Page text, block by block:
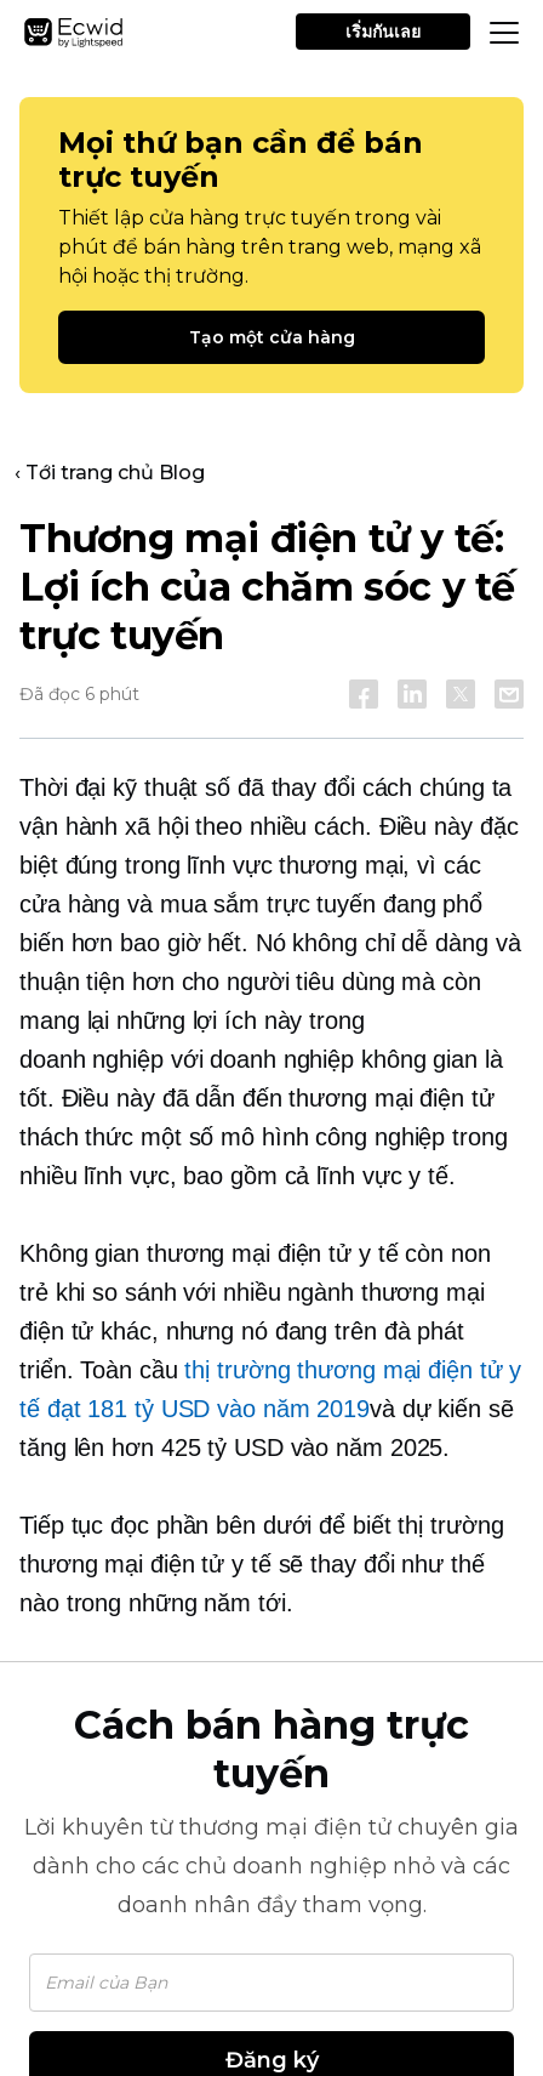
เริ่มกันเลย
Mọi thứ bạn cần để bán
trực tuyến
Thiết lập cửa hàng trực tuyến trong vài
phút để bán hàng trên trang web, mạng xã
hội hoặc thị trường.
Tạo một cửa hàng
‹ Tới trang chủ Blog
Thương mại điện tử y tế:
Lợi ích của chăm sóc y tế
trực tuyến
Đã đọc 6 phút
Thời đại kỹ thuật số đã thay đổi cách chúng ta
vận hành xã hội theo nhiều cách. Điều này đặc
biệt đúng trong lĩnh vực thương mại, vì các
cửa hàng và mua sắm trực tuyến đang phổ
biến hơn bao giờ hết. Nó không chỉ dễ dàng và
thuận tiện hơn cho người tiêu dùng mà còn
mang lại những lợi ích này trong
doanh nghiệp với doanh nghiệp không gian là
tốt. Điều này đã dẫn đến thương mại điện tử
thách thức một số mô hình công nghiệp trong
nhiều lĩnh vực, bao gồm cả lĩnh vực y tế.
Không gian thương mại điện tử y tế còn non
trẻ khi so sánh với nhiều ngành thương mại
điện tử khác, nhưng nó đang trên đà phát
triển. Toàn cầuthị trường thương mại điện tử y
tế đạt 181 tỷ USD vào năm 2019và dự kiến ​​sẽ
tăng lên hơn 425 tỷ USD vào năm 2025.
Tiếp tục đọc phần bên dưới để biết thị trường
thương mại điện tử y tế sẽ thay đổi như thế
nào trong những năm tới.
Cách bán hàng trực
tuyến
Lời khuyên từ thương mại điện tử chuyên gia
dành cho các chủ doanh nghiệp nhỏ và các
doanh nhân đầy tham vọng.
Đăng ký